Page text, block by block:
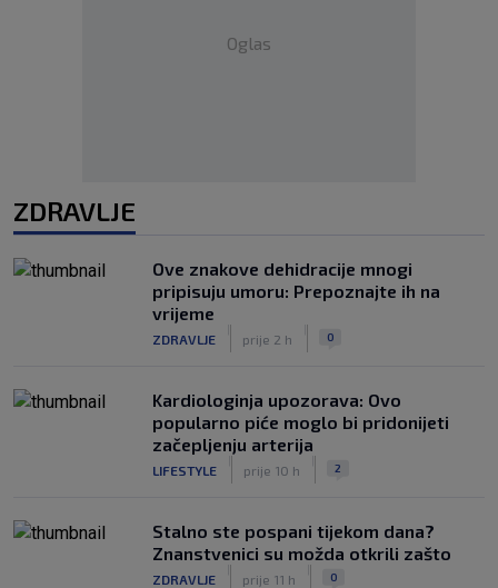
Oglas
ZDRAVLJE
Ove znakove dehidracije mnogi
pripisuju umoru: Prepoznajte ih na
vrijeme
ZDRAVLJE prije 2 h 0
Kardiologinja upozorava: Ovo
popularno piće moglo bi pridonijeti
začepljenju arterija
LIFESTYLE prije 10 h 2
Stalno ste pospani tijekom dana?
Znanstvenici su možda otkrili zašto
ZDRAVLJE prije 11 h 0